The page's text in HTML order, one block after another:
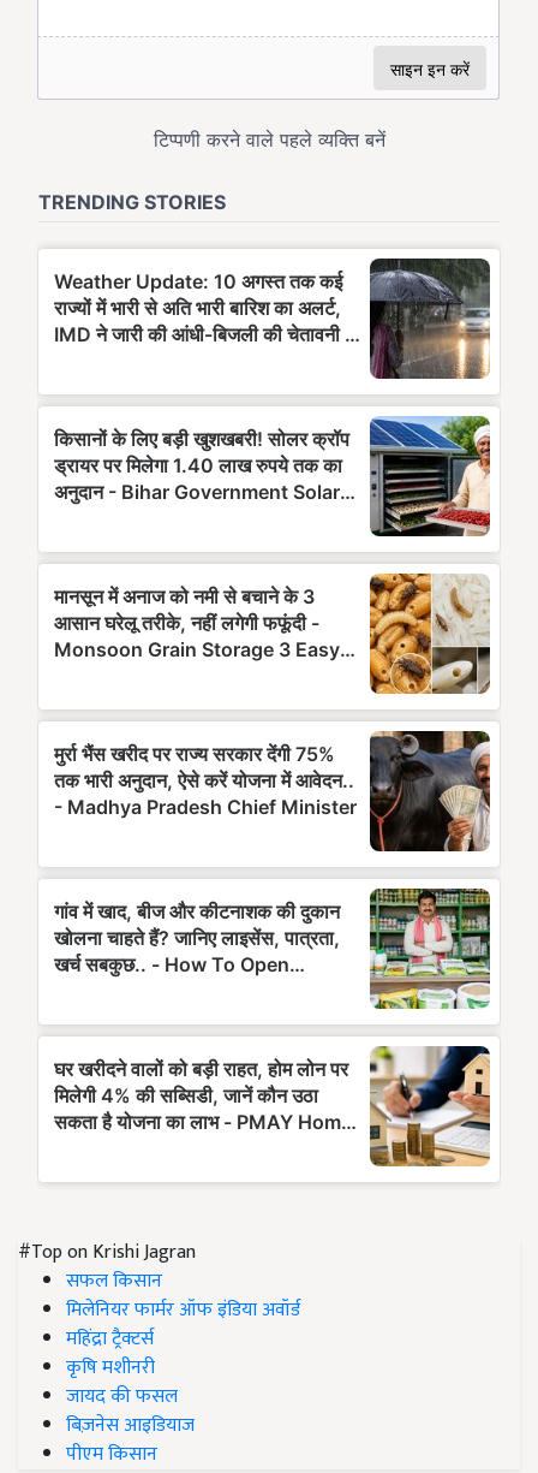
#Top on Krishi Jagran
सफल किसान
मिलेनियर फार्मर ऑफ इंडिया अवॉर्ड
महिंद्रा ट्रैक्टर्स
कृषि मशीनरी
जायद की फसल
बिज़नेस आइडियाज
पीएम किसान